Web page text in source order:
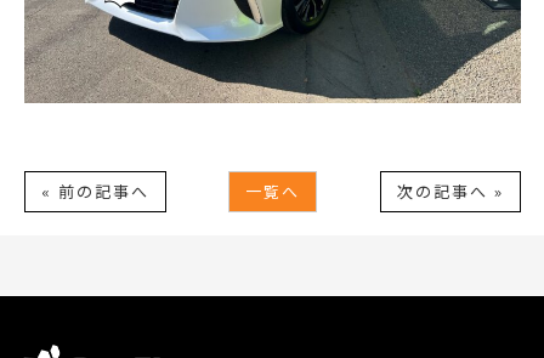
« 前の記事へ 一覧へ 次の記事へ »